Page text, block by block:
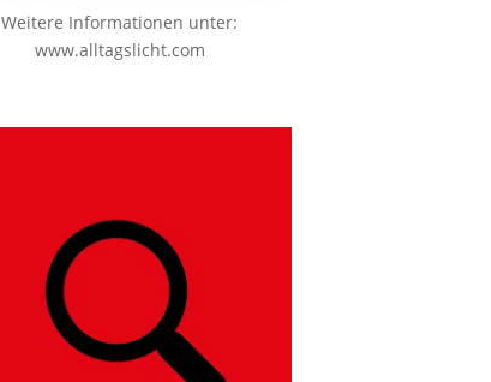
Weitere Informationen unter:
www.alltagslicht.com